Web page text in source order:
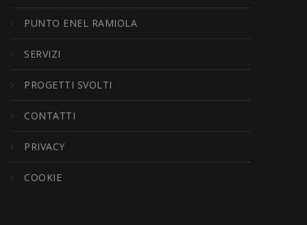
PUNTO ENEL RAMIOLA
SERVIZI
PROGETTI SVOLTI
CONTATTI
PRIVACY
COOKIE